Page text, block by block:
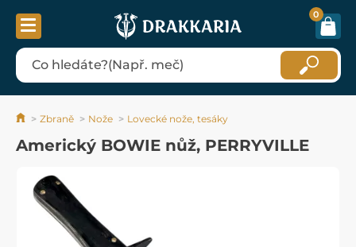
0
Zbraně Nože Lovecké nože, tesáky
Americký BOWIE nůž, PERRYVILLE